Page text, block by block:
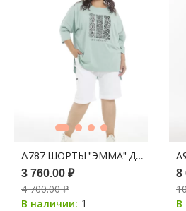
A787 ШОРТЫ "ЭММА" ДЖИНС
3 760.00 ₽
4 700.00 ₽
В наличии: 1
8
В